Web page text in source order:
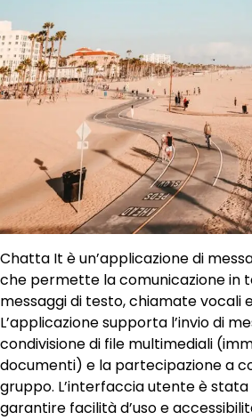
Chatta It è un’applicazione di
che permette la comunicazione in
messaggi di testo, chiamate vocali
L’applicazione supporta l’invio di
condivisione di file multimediali
documenti) e la partecipazione a
gruppo. L’interfaccia utente è
garantire facilità d’uso e